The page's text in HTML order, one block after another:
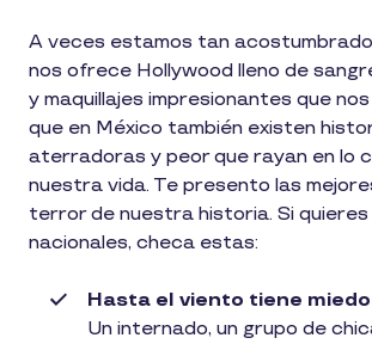
A veces estamos tan
nos ofrece Hollywood lleno de
y maquillajes impresionantes que
que en México también existen
aterradoras y peor que rayan en lo
nuestra vida. Te presento las
terror de nuestra historia. Si
nacionales, checa estas:
Hasta el viento tiene
Un internado, un grupo de